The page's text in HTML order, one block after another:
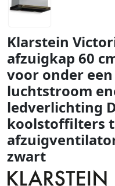
Klarstein
afzuigkap 60
voor onder een
luchtstroom
ledverlichting
koolstoffilters
zwart